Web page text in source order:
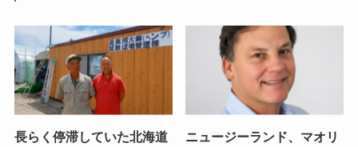
長らく停滞していた北海道
ニュージーランド、マオリ